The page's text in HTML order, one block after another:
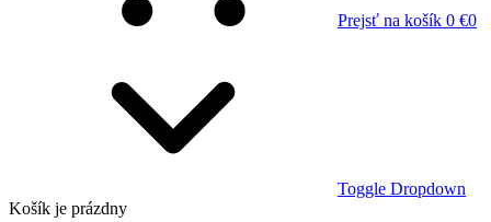
Prejsť na košík 0 €0
Toggle Dropdown
Košík je prázdny